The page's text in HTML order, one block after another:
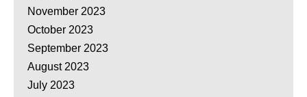
November 2023
October 2023
September 2023
August 2023
July 2023